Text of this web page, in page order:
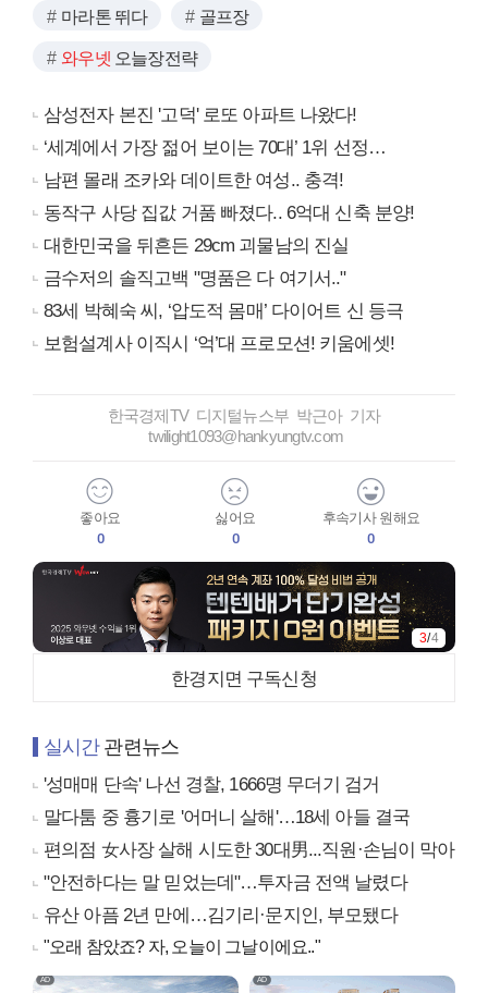
마라톤 뛰다 골프장
와우넷 오늘장전략
삼성전자 본진 '고덕' 로또 아파트 나왔다!
‘세계에서 가장 젊어 보이는 70대’ 1위 선정…
남편 몰래 조카와 데이트한 여성.. 충격!
동작구 사당 집값 거품 빠졌다.. 6억대 신축 분양!
대한민국을 뒤흔든 29cm 괴물남의 진실
금수저의 솔직고백 "명품은 다 여기서.."
83세 박혜숙 씨, ‘압도적 몸매’ 다이어트 신 등극
보험설계사 이직시 ‘억’대 프로모션! 키움에셋!
한국경제TV 디지털뉴스부 박근아 기자
twilight1093@hankyungtv.com
좋아요
0
싫어요
0
후속기사 원해요
0
3/4
한경지면 구독신청
실시간관련뉴스
'성매매 단속' 나선 경찰, 1666명 무더기 검거
말다툼 중 흉기로 '어머니 살해'…18세 아들 결국
편의점 女사장 살해 시도한 30대男...직원·손님이 막아
"안전하다는 말 믿었는데"…투자금 전액 날렸다
유산 아픔 2년 만에…김기리·문지인, 부모됐다
"오래 참았죠? 자, 오늘이 그날이에요.."